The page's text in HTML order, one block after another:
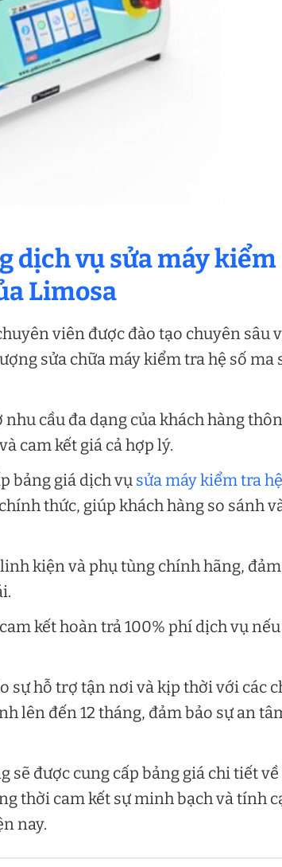
dịch vụ sửa máy kiểm
Limosa
viên được đào tạo chuyên sâu
sửa chữa máy kiểm tra hệ số ma
cầu đa dạng của khách hàng
cam kết giá cả hợp lý.
bảng giá dịch vụ sửa máy kiểm tra
thức, giúp khách hàng so sánh
kiện và phụ tùng chính hãng, đảm
kết hoàn trả 100% phí dịch vụ nếu
sự hỗ trợ tận nơi và kịp thời với các
lên đến 12 tháng, đảm bảo sự an
sẽ được cung cấp bảng giá chi tiết về
thời cam kết sự minh bạch và tính
nay.